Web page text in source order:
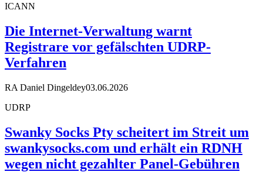
ICANN
Die Internet-Verwaltung warnt
Registrare vor gefälschten UDRP-
Verfahren
RA Daniel Dingeldey03.06.2026
UDRP
Swanky Socks Pty scheitert im Streit um
swankysocks.com und erhält ein RDNH
wegen nicht gezahlter Panel-Gebühren